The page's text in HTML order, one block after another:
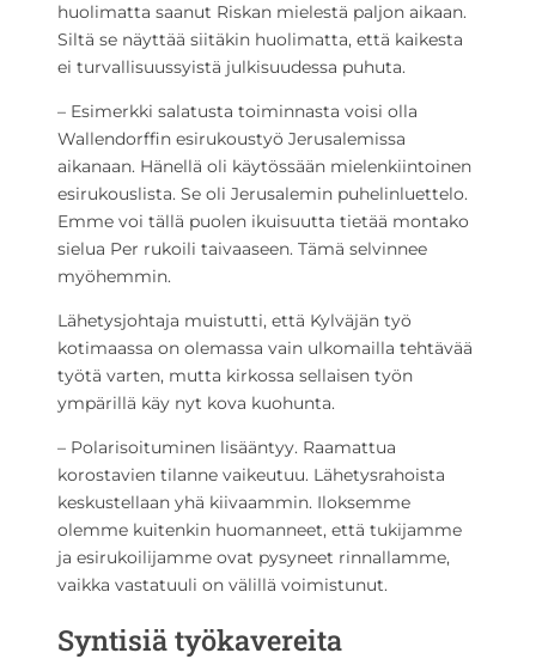
huolimatta saanut Riskan mielestä paljon aikaan.
Siltä se näyttää siitäkin huolimatta, että kaikesta
ei turvallisuussyistä julkisuudessa puhuta.
– Esimerkki salatusta toiminnasta voisi olla
Wallendorffin esirukoustyö Jerusalemissa
aikanaan. Hänellä oli käytössään mielenkiintoinen
esirukouslista. Se oli Jerusalemin puhelinluettelo.
Emme voi tällä puolen ikuisuutta tietää montako
sielua Per rukoili taivaaseen. Tämä selvinnee
myöhemmin.
Lähetysjohtaja muistutti, että Kylväjän työ
kotimaassa on olemassa vain ulkomailla tehtävää
työtä varten, mutta kirkossa sellaisen työn
ympärillä käy nyt kova kuohunta.
– Polarisoituminen lisääntyy. Raamattua
korostavien tilanne vaikeutuu. Lähetysrahoista
keskustellaan yhä kiivaammin. Iloksemme
olemme kuitenkin huomanneet, että tukijamme
ja esirukoilijamme ovat pysyneet rinnallamme,
vaikka vastatuuli on välillä voimistunut.
Syntisiä työkavereita